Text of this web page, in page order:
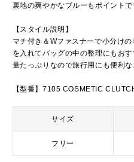
裏地の爽やかなブルーもポイントで
【スタイル説明】
マチ付き＆Wファスナーで小分け
を入れてバッグの中の整理にもお
量たっぷりなので旅行用にも便利な
【型番】7105 COSMETIC
サイズ
フリー